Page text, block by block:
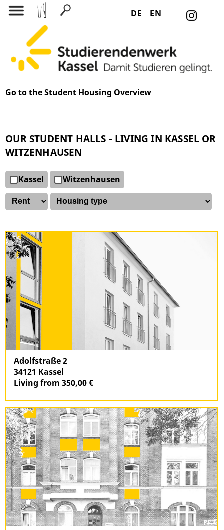
DE EN
Search for:
Goto the Student Housing Overview
OUR STUDENT HALLS - LIVING IN KASSEL OR
WITZENHAUSEN
Kassel Witzenhausen
Adolfstraße 2
34121 Kassel
Living from 350,00 €